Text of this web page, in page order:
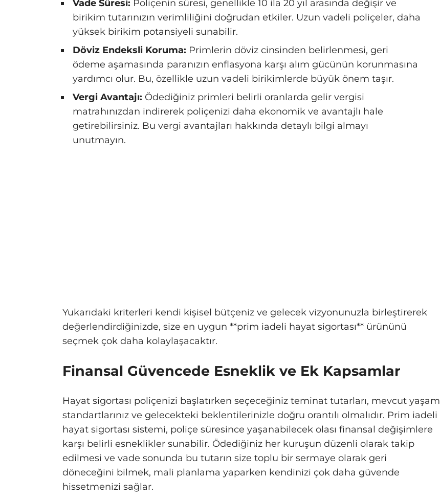
Vade Süresi: Poliçenin süresi, genellikle 10 ila 20 yıl arasında değişir ve
birikim tutarınızın verimliliğini doğrudan etkiler. Uzun vadeli poliçeler, daha
yüksek birikim potansiyeli sunabilir.
Döviz Endeksli Koruma: Primlerin döviz cinsinden belirlenmesi, geri
ödeme aşamasında paranızın enflasyona karşı alım gücünün korunmasına
yardımcı olur. Bu, özellikle uzun vadeli birikimlerde büyük önem taşır.
Vergi Avantajı: Ödediğiniz primleri belirli oranlarda gelir vergisi
matrahınızdan indirerek poliçenizi daha ekonomik ve avantajlı hale
getirebilirsiniz. Bu vergi avantajları hakkında detaylı bilgi almayı
unutmayın.
Yukarıdaki kriterleri kendi kişisel bütçeniz ve gelecek vizyonunuzla birleştirerek
değerlendirdiğinizde, size en uygun **prim iadeli hayat sigortası** ürününü
seçmek çok daha kolaylaşacaktır.
Finansal Güvencede Esneklik ve Ek Kapsamlar
Hayat sigortası poliçenizi başlatırken seçeceğiniz teminat tutarları, mevcut yaşam
standartlarınız ve gelecekteki beklentilerinizle doğru orantılı olmalıdır. Prim iadeli
hayat sigortası sistemi, poliçe süresince yaşanabilecek olası finansal değişimlere
karşı belirli esneklikler sunabilir. Ödediğiniz her kuruşun düzenli olarak takip
edilmesi ve vade sonunda bu tutarın size toplu bir sermaye olarak geri
döneceğini bilmek, mali planlama yaparken kendinizi çok daha güvende
hissetmenizi sağlar.